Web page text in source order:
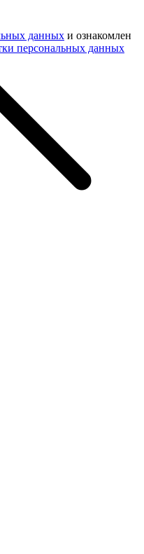
данных и ознакомлен
персональных данных